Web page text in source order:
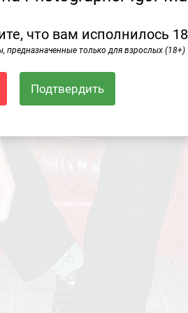
что вам исполнилось
предназначенные только для взрослых (18+)
Подтвердить